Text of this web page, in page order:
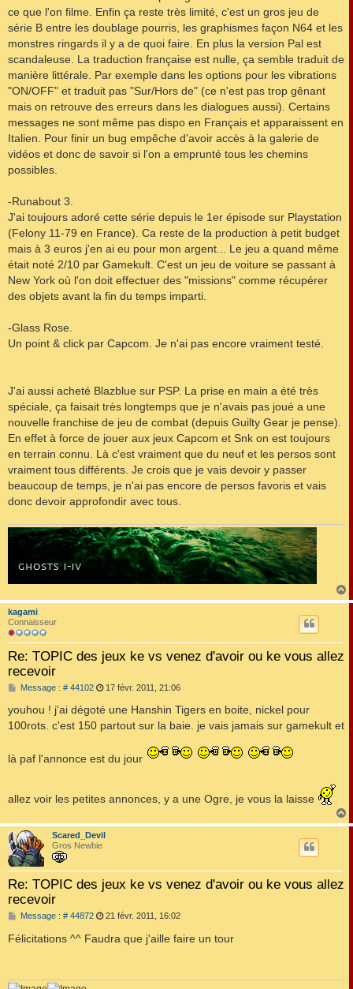
ce que l'on filme. Enfin ça reste très limité, c'est un gros jeu de
série B entre les doublage pourris, les graphismes façon N64 et les
monstres ringards il y a de quoi faire. En plus la version Pal est
scandaleuse. La traduction française est nulle, ça semble traduit de
manière littérale. Par exemple dans les options pour les vibrations
"ON/OFF" et traduit pas "Sur/Hors de" (ce n'est pas trop gênant
mais on retrouve des erreurs dans les dialogues aussi). Certains
messages ne sont même pas dispo en Français et apparaissent en
Italien. Pour finir un bug empêche d'avoir accès à la galerie de
vidéos et donc de savoir si l'on a emprunté tous les chemins
possibles.
-Runabout 3.
J'ai toujours adoré cette série depuis le 1er épisode sur Playstation
(Felony 11-79 en France). Ca reste de la production à petit budget
mais à 3 euros j'en ai eu pour mon argent... Le jeu a quand même
était noté 2/10 par Gamekult. C'est un jeu de voiture se passant à
New York où l'on doit effectuer des "missions" comme récupérer
des objets avant la fin du temps imparti.
-Glass Rose.
Un point & click par Capcom. Je n'ai pas encore vraiment testé.
J'ai aussi acheté Blazblue sur PSP. La prise en main a été très
spéciale, ça faisait très longtemps que je n'avais pas joué a une
nouvelle franchise de jeu de combat (depuis Guilty Gear je pense).
En effet à force de jouer aux jeux Capcom et Snk on est toujours
en terrain connu. Là c'est vraiment que du neuf et les persos sont
vraiment tous différents. Je crois que je vais devoir y passer
beaucoup de temps, je n'ai pas encore de persos favoris et vais
donc devoir approfondir avec tous.
a
kagami
Connaisseur
Re: TOPIC des jeux ke vs venez d'avoir ou ke vous allez
recevoir
Message : # 44102M
s
a
17 févr. 2011, 21:06
youhou ! j'ai dégoté une Hanshin Tigers en boite, nickel pour
100rots. c'est 150 partout sur la baie. je vais jamais sur gamekult et
là paf l'annonce est du jour
allez voir les petites annonces, y a une Ogre, je vous la laisse
a
Scared_Devil
Gros Newbie
Re: TOPIC des jeux ke vs venez d'avoir ou ke vous allez
recevoir
Message : # 44872M
s
21 févr. 2011, 16:02
Félicitations ^^ Faudra que j'aille faire un tour